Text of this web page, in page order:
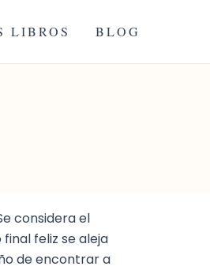
LIBROS BLOG
considera el
feliz se aleja
de encontrar a